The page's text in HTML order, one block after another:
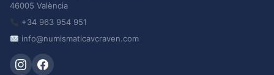
46005 València
+34 963 954 951
info@numismaticavcraven.com